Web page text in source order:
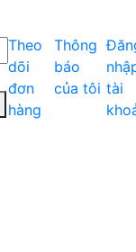
Theo
dõi
đơn
hàng
Thông
báo
của tôi tài